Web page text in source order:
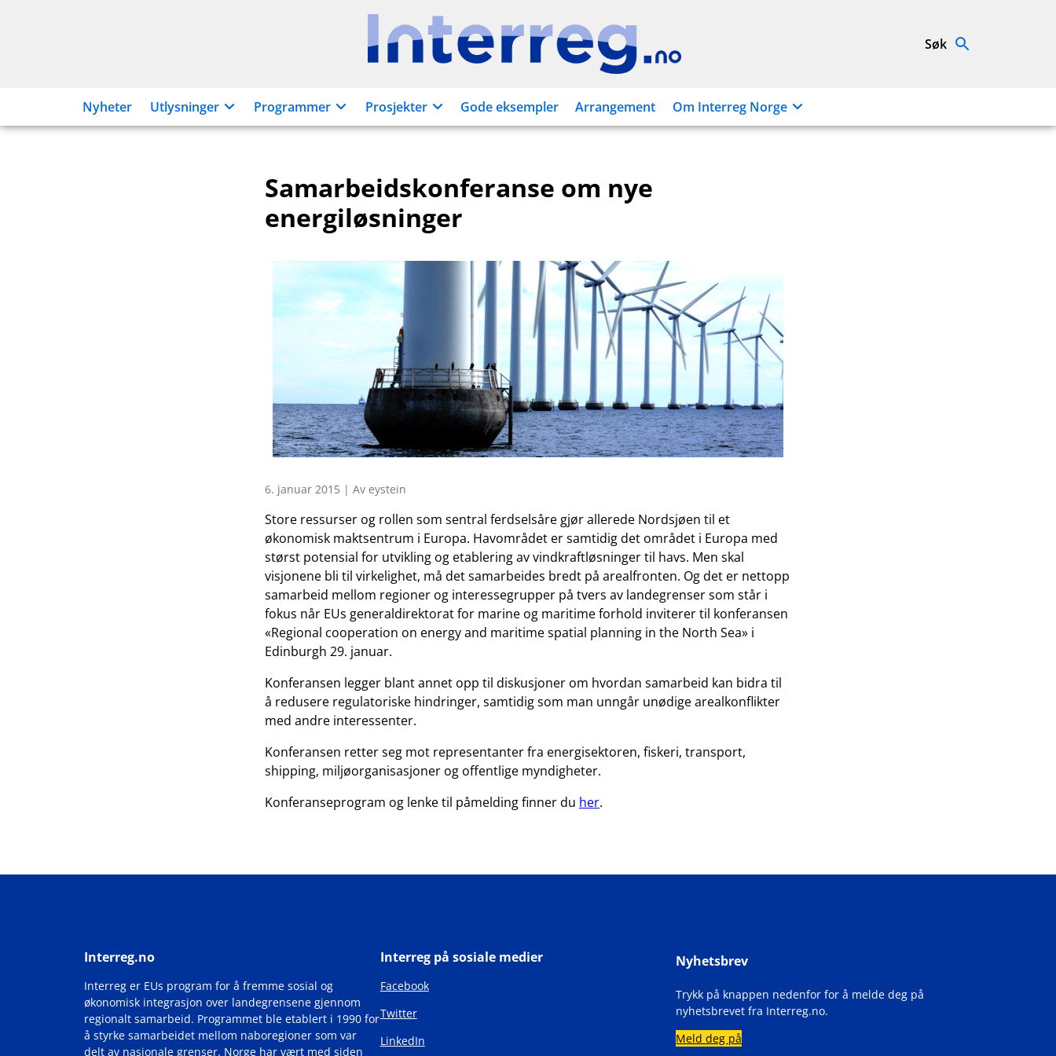
Interreg.no Søk
Nyheter Utlysninger Programmer Prosjekter Gode eksempler Arrangement Om Interreg Norge
Samarbeidskonferanse om nye
energiløsninger
6. januar 2015 | Av eystein
Store ressurser og rollen som sentral ferdselsåre gjør allerede Nordsjøen til et
økonomisk maktsentrum i Europa. Havområdet er samtidig det området i Europa med
størst potensial for utvikling og etablering av vindkraftløsninger til havs. Men skal
visjonene bli til virkelighet, må det samarbeides bredt på arealfronten. Og det er nettopp
samarbeid mellom regioner og interessegrupper på tvers av landegrenser som står i
fokus når EUs generaldirektorat for marine og maritime forhold inviterer til konferansen
«Regional cooperation on energy and maritime spatial planning in the North Sea» i
Edinburgh 29. januar.
Konferansen legger blant annet opp til diskusjoner om hvordan samarbeid kan bidra til
å redusere regulatoriske hindringer, samtidig som man unngår unødige arealkonflikter
med andre interessenter.
Konferansen retter seg mot representanter fra energisektoren, fiskeri, transport,
shipping, miljøorganisasjoner og offentlige myndigheter.
Konferanseprogram og lenke til påmelding finner du her.
Interreg.no
Interreg er EUs program for å fremme sosial og
økonomisk integrasjon over landegrensene gjennom
regionalt samarbeid. Programmet ble etablert i 1990 for
å styrke samarbeidet mellom naboregioner som var
delt av nasjonale grenser. Norge har vært med siden
Interreg på sosiale medier
Facebook
Twitter
LinkedIn
Nyhetsbrev
Trykk på knappen nedenfor for å melde deg på
nyhetsbrevet fra Interreg.no.
Meld deg på